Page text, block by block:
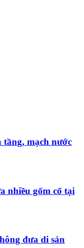
tầng, mạch nước
nhiều gốm cổ tại
đưa di sản